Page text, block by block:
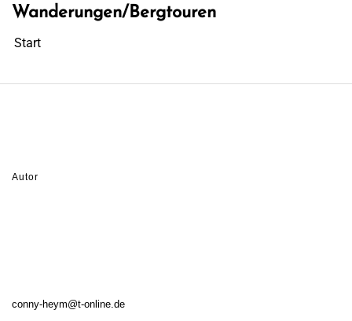
Wanderungen/Bergtouren
Start
Autor
conny-heym@t-online.de